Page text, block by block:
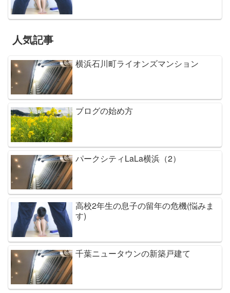
人気記事
横浜石川町ライオンズマンション
ブログの始め方
パークシティLaLa横浜（2）
高校2年生の息子の留年の危機(悩みま
す)
千葉ニュータウンの新築戸建て